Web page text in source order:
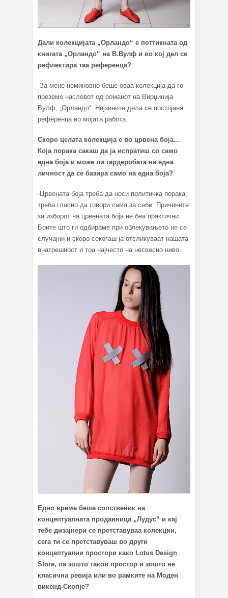
Дали колекцијата „Орландо“ е поттикната од
книгата „Орландо“ на В.Вулф и во кој дел се
рефлектира таа референца?
-За мене неминовно беше оваа колекција да го
преземе насловот од романот на Вирџинија
Вулф, „Орландо“. Нејзините дела се постојана
референца во мојата работа.
Скоро целата колекција е во црвена боја…
Која порака сакаш да ја испратиш со само
една боја и може ли гардеробата на една
личност да се базира само на една боја?
-Црвената боја треба да носи политичка порака,
треба гласно да говори сама за себе. Причините
за изборот на црвената боја не беа практични.
Боите што ги одбираме при облекувањето не се
случајни и скоро секогаш ja отсликуваат нашата
внатрешност и тоа најчесто на несвесно ниво.
Едно време беше сопственик на
концептуалната продавница „Лудус“ и кај
тебе дизајнери се претставуваа колекции,
сега ти се претставуваш во други
концептуални простори како Lotus Design
Store, па зошто таков простор и зошто не
класична ревија или во рамките на Моден
викенд-Скопје?